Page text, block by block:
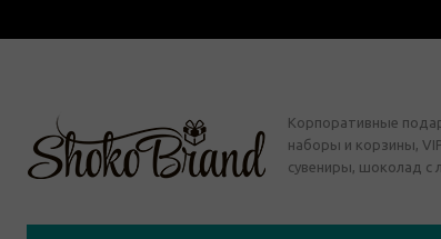
Корпоративные
наборы и корзины,
сувениры, шоколад с